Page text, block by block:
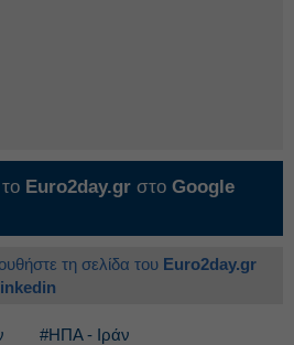
Euro2day.gr στο Google
τη σελίδα του Euro2day.gr
#ΗΠΑ - Ιράν